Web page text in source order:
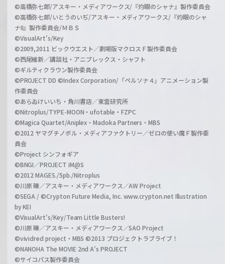
©高橋弥七郎/アスキー・メディアワークス/『灼眼のシャナ』製作委員会
©高橋弥七郎/いとうのいぢ/アスキー・メディアワークス/『灼眼のシャ
ナII』製作委員会/ＭＢＳ
©VisualArt's/Key
©2009,2011 ビックウエスト／劇場版マクロスＦ製作委員会
©西尾維新／講談社・アニプレックス・シャフト
©ギルティクラウン製作委員会
©PROJECT DD ©Index Corporation/「ペルソナ４」アニメーション製
作委員会
©あらゐけいいち・角川書店／東雲研究所
©Nitroplus/TYPE-MOON・ufotable・FZPC
©Magica Quartet/Aniplex・Madoka Partners・MBS
©2012 ヤマグチノボル・メディアファクトリー／ゼロの使い魔Ｆ製作委
員会
©Project シンフォギア
©BNGI／PROJECT iM@S
©2012 MAGES./5pb./Nitroplus
©川原 礫／アスキー・メディアワークス／AW Project
©SEGA / ©Crypton Future Media, Inc. www.crypton.net Illustration
by KEI
©VisualArt's/Key/Team Little Busters!
©川原 礫／アスキー・メディアワークス／SAO Project
©vividred project・MBS ©2013 プロジェクトラブライブ！
©NANOHA The MOVIE 2nd A's PROJECT
©サイコパス製作委員会